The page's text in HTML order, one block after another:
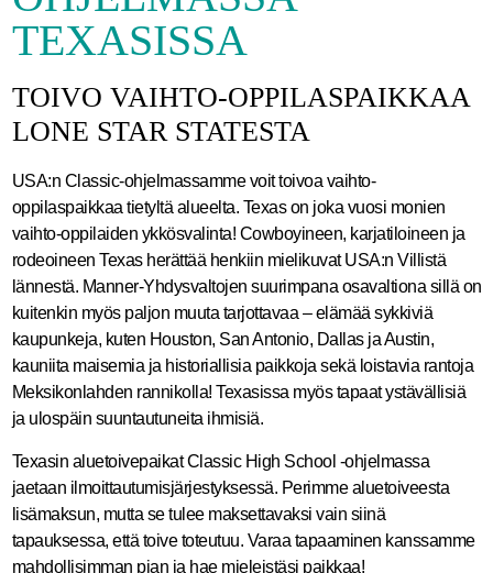
TEXASISSA
TOIVO VAIHTO-OPPILASPAIKKAA
LONE STAR STATESTA
USA:n Classic-ohjelmassamme voit toivoa vaihto-
oppilaspaikkaa tietyltä alueelta. Texas on joka vuosi monien
vaihto-oppilaiden ykkösvalinta! Cowboyineen, karjatiloineen ja
rodeoineen Texas herättää henkiin mielikuvat USA:n Villistä
lännestä. Manner-Yhdysvaltojen suurimpana osavaltiona sillä on
kuitenkin myös paljon muuta tarjottavaa – elämää sykkiviä
kaupunkeja, kuten Houston, San Antonio, Dallas ja Austin,
kauniita maisemia ja historiallisia paikkoja sekä loistavia rantoja
Meksikonlahden rannikolla! Texasissa myös tapaat ystävällisiä
ja ulospäin suuntautuneita ihmisiä.
Texasin aluetoivepaikat Classic High School -ohjelmassa
jaetaan ilmoittautumisjärjestyksessä. Perimme aluetoiveesta
lisämaksun, mutta se tulee maksettavaksi vain siinä
tapauksessa, että toive toteutuu. Varaa tapaaminen kanssamme
mahdollisimman pian ja hae mieleistäsi paikkaa!